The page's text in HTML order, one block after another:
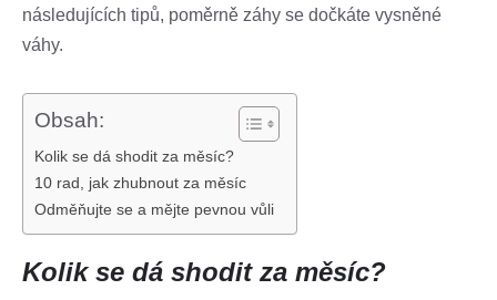
následujících tipů, poměrně záhy se dočkáte vysněné
váhy.
Obsah:
Kolik se dá shodit za měsíc?
10 rad, jak zhubnout za měsíc
Odměňujte se a mějte pevnou vůli
Kolik se dá shodit za měsíc?